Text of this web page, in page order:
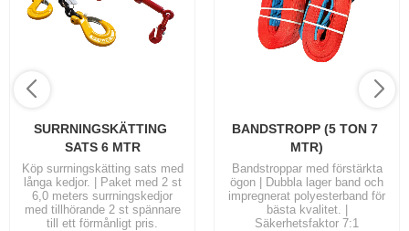
SURRNINGSKÄTTING
SATS 6 MTR
Köp surrningskätting sats med
långa kedjor. | Paket med 2 st
6,0 meters surrningskedjor
med tillhörande 2 st spännare
till ett förmånligt pris.
BANDSTROPP (5 TON 7
MTR)
Bandstroppar med förstärkta
ögon | Dubbla lager band och
impregnerat polyesterband för
bästa kvalitet. |
Säkerhetsfaktor 7:1